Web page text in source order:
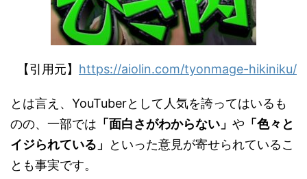
【引用元】 https://aiolin.com/tyonmage-hikiniku/
とは言え、YouTuberとして人気を誇ってはいるも
のの、一部では 「面白さがわからない」 や 「色々と
イジられている」
といった意見が寄せられているこ
とも事実です。